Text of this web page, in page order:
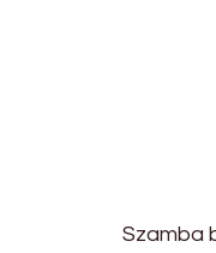
Szamba